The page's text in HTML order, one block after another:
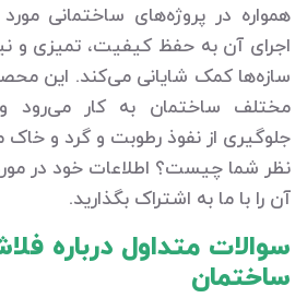
همواره در پروژه‌های ساختمانی
اجرای آن به حفظ کیفیت، تمیزی و
سازه‌ها کمک شایانی می‌کند. این
مختلف ساختمان به کار می‌رود
جلوگیری از نفوذ رطوبت و گرد و
نظر شما چیست؟ اطلاعات خود در
آن را با ما به اشتراک بگذارید.
سوالات متداول درباره
ساختمان